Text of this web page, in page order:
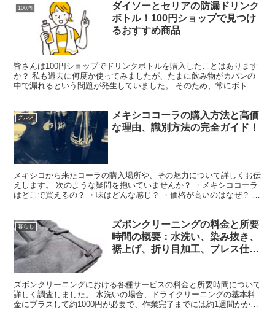
100均
ダイソーとセリアの防漏ドリンク
ボトル！100円ショップで見つけ
るおすすめ商品
皆さんは100円ショップでドリンクボトルを購入したことはあります
か？ 私も過去に何度か使ってみましたが、たまに飲み物がカバンの
中で漏れるという問題が発生していました。 そのため、常にボトル
グルメ
メキシココーラの購入方法と高価
な理由、識別方法の完全ガイド！
メキシコから来たコーラの購入場所や、その魅力について詳しくお伝
えします。 次のような疑問を抱いていませんか？ ・メキシココーラ
はどこで買えるの？ ・味はどんな感じ？ ・価格が高いのはなぜ？ ・
暮らし
ズボンクリーニングの料金と所要
時間の概要：水洗い、染み抜き、
裾上げ、折り目加工、プレス仕上
ズボンクリーニングにおける各種サービスの料金と所要時間について
詳しく調査しました。 水洗いの場合、ドライクリーニングの基本料
金にプラスして約1000円が必要で、作業完了までには約1週間かかり